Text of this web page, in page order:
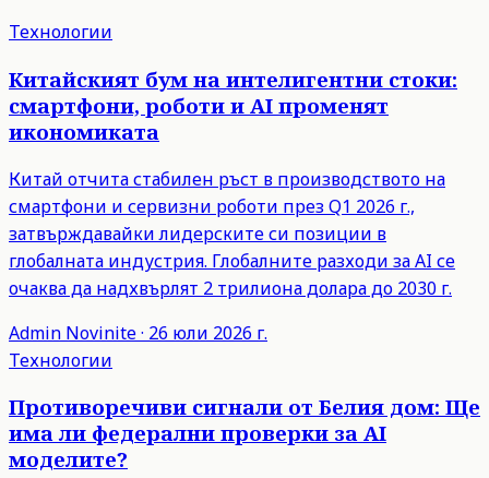
Технологии
Китайският бум на интелигентни стоки:
смартфони, роботи и AI променят
икономиката
Китай отчита стабилен ръст в производството на
смартфони и сервизни роботи през Q1 2026 г.,
затвърждавайки лидерските си позиции в
глобалната индустрия. Глобалните разходи за AI се
очаква да надхвърлят 2 трилиона долара до 2030 г.
Admin Novinite· 26 юли 2026 г.
Технологии
Противоречиви сигнали от Белия дом: Ще
има ли федерални проверки за AI
моделите?